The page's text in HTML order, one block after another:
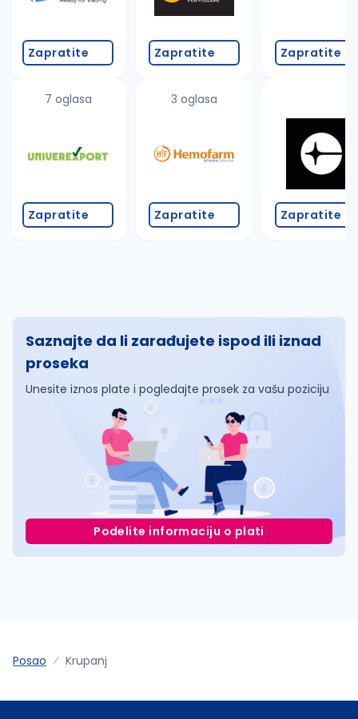
Zapratite
7 oglasa
Zapratite
Zapratite
3 oglasa
Zapratite
Zapratite
Zapratite
Saznajte da li zarađujete ispod ili iznad
proseka
Unesite iznos plate i pogledajte prosek za vašu poziciju
Podelite informaciju o plati
Posao Krupanj